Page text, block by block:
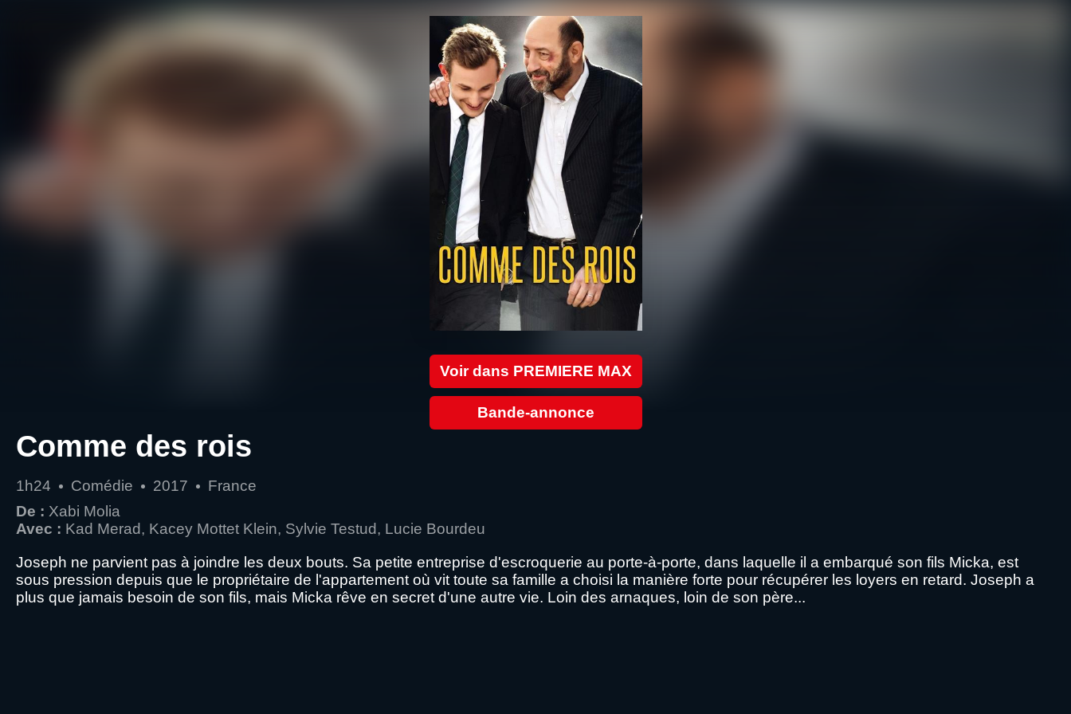
Voir dans PREMIERE MAX
Bande-annonce
Comme des rois
1h24 Comédie 2017
France
De : Xabi Molia
Avec : Kad Merad, Kacey Mottet Klein, Sylvie Testud, Lucie Bourdeu
Joseph ne parvient pas à joindre les deux bouts. Sa petite entreprise d'escroquerie au porte-à-porte, dans laquelle il a embarqué son fils Micka, est
sous pression depuis que le propriétaire de l'appartement où vit toute sa famille a choisi la manière forte pour récupérer les loyers en retard. Joseph a
plus que jamais besoin de son fils, mais Micka rêve en secret d'une autre vie. Loin des arnaques, loin de son père...